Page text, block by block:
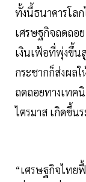
ทั้งนี้ธนาคารโล
เศรษฐกิจถดถอ
เงินเฟ้อที่พุ่งขึ้น
กระชากก็ส่งผล
ถดถอยทางเทค
ไตรมาส เกิดขึ้น
“เศรษฐกิจไทย